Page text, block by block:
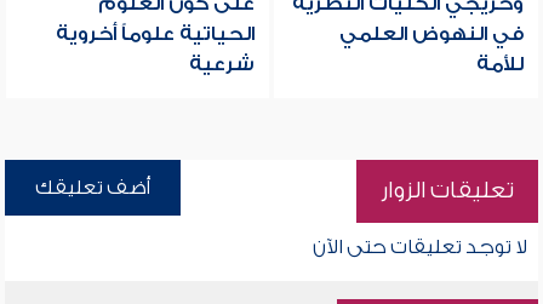
في النهوض العلمي
للأمة
الحياتية علوماً أخروية
شرعية
تعليقات الزوار أضف تعليقك
لا توجد تعليقات حتى الآن